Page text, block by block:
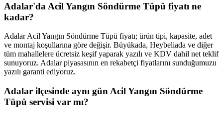
Adalar'da Acil Yangın Söndürme Tüpü fiyatı ne
kadar?
Adalar Acil Yangın Söndürme Tüpü fiyatı; ürün tipi, kapasite, adet
ve montaj koşullarına göre değişir. Büyükada, Heybeliada ve diğer
tüm mahallelere ücretsiz keşif yaparak yazılı ve KDV dahil net teklif
sunuyoruz. Adalar piyasasının en rekabetçi fiyatlarını sunduğumuzu
yazılı garanti ediyoruz.
Adalar ilçesinde aynı gün Acil Yangın Söndürme
Tüpü servisi var mı?